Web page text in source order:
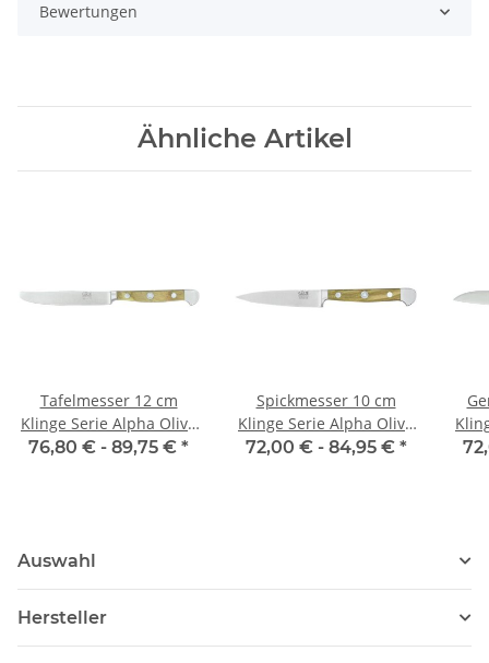
Bewertungen
Ähnliche Artikel
Tafelmesser 12 cm
Klinge Serie Alpha Olive
von Güde
76,80 € - 89,75 € *
Spickmesser 10 cm
Klinge Serie Alpha Olive
von Güde
72,00 € - 84,95 € *
Auswahl
Hersteller